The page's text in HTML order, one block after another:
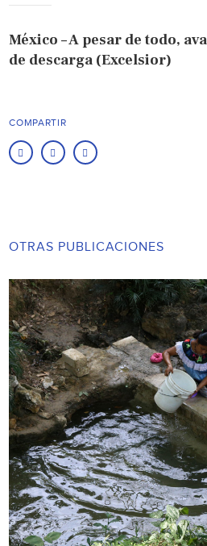
México – A pesar de todo,
de descarga (Excelsior)
COMPARTIR
OTRAS PUBLICACIONES